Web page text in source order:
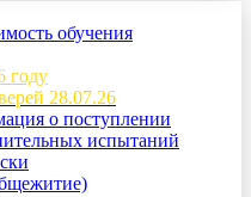
обучения
году
28.07.26
о поступлении
испытаний